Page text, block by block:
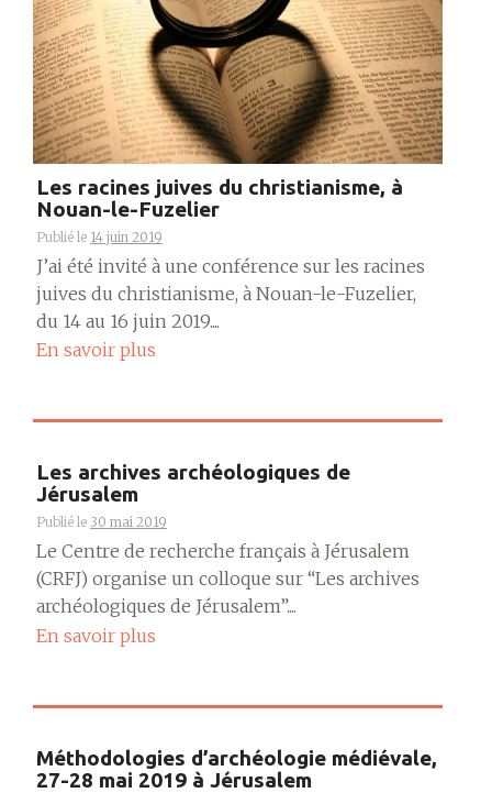
Les racines juives du christianisme, à
Nouan-le-Fuzelier
Publié le 14 juin 2019
J’ai été invité à une conférence sur les racines
juives du christianisme, à Nouan-le-Fuzelier,
du 14 au 16 juin 2019....
En savoir plus
Les archives archéologiques de
Jérusalem
Publié le 30 mai 2019
Le Centre de recherche français à Jérusalem
(CRFJ) organise un colloque sur “Les archives
archéologiques de Jérusalem”....
En savoir plus
Méthodologies d’archéologie médiévale,
27-28 mai 2019 à Jérusalem